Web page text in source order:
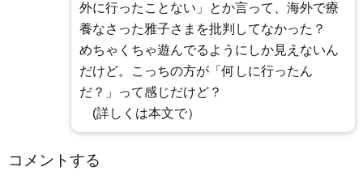
外に行ったことない」とか言って、海外で療
養なさった雅子さまを批判してなかった？
めちゃくちゃ遊んでるようにしか見えないん
だけど。こっちの方が「何しに行ったん
だ？」って感じだけど？
(詳しくは本文で）
コメントする